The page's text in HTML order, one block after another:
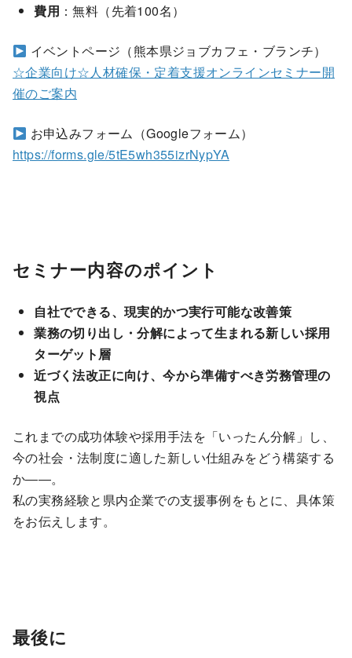
費用 ：無料（先着100名）
イベントページ（熊本県ジョブカフェ・ブランチ）
☆企業向け☆人材確保・定着支援オンラインセミナー開
催のご案内
お申込みフォーム（Googleフォーム）
https://forms.gle/5tE5wh355izrNypYA
セミナー内容のポイント
自社でできる、現実的かつ実行可能な改善策
業務の切り出し・分解によって生まれる新しい採用
ターゲット層
近づく法改正に向け、今から準備すべき労務管理の
視点
これまでの成功体験や採用手法を「いったん分解」し、
今の社会・法制度に適した新しい仕組みをどう構築する
か――。
私の実務経験と県内企業での支援事例をもとに、具体策
をお伝えします。
最後に